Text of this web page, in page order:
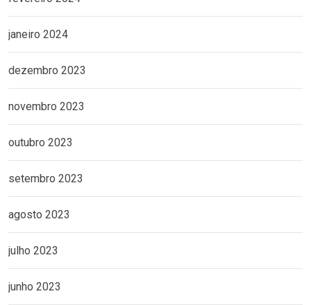
janeiro 2024
dezembro 2023
novembro 2023
outubro 2023
setembro 2023
agosto 2023
julho 2023
junho 2023